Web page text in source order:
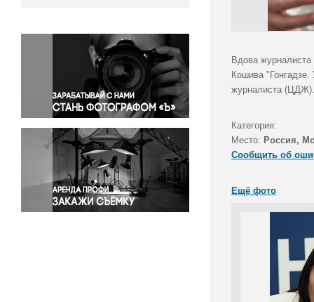
Окружающая среда
Политика
Правосудие
Происшествия и конфликты
Религия
Светская жизнь
Спорт
Экология
Экономика и бизнес
Вдова
Кошива
журналиста (ЦДЖ).
Категория:
Место: Россия,
Сообщить об
Ещё фото